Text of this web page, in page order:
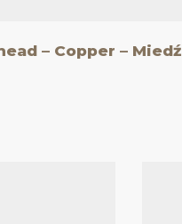
– Copper – Miedź